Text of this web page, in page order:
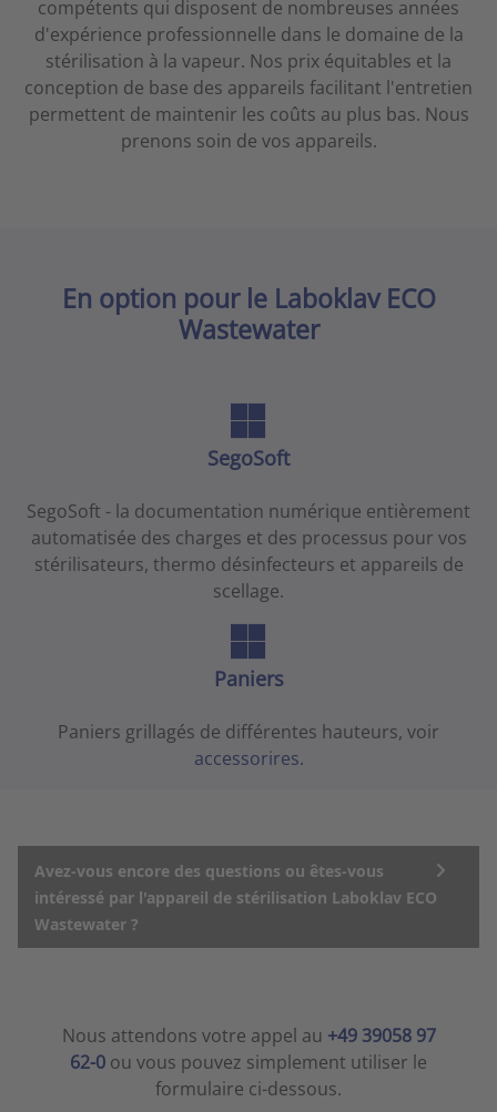
compétents qui disposent de nombreuses années
d'expérience professionnelle dans le domaine de la
stérilisation à la vapeur. Nos prix équitables et la
conception de base des appareils facilitant l'entretien
permettent de maintenir les coûts au plus bas. Nous
prenons soin de vos appareils.
En option pour le Laboklav ECO
Wastewater
SegoSoft
SegoSoft - la documentation numérique entièrement
automatisée des charges et des processus pour vos
stérilisateurs, thermo désinfecteurs et appareils de
scellage.
Paniers
Paniers grillagés de différentes hauteurs, voir
accessorires.
Avez-vous encore des questions ou êtes-vous
intéressé par l'appareil de stérilisation Laboklav ECO
Wastewater ?
Nous attendons votre appel au +49 39058 97
62-0 ou vous pouvez simplement utiliser le
formulaire ci-dessous.